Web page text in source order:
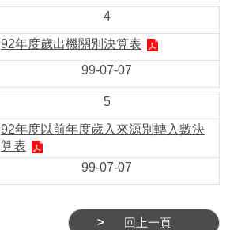
4
92年度歲出機關別決算表
99-07-07
5
92年度以前年度歲入來源別轉入數決
算表
99-07-07
回上一頁